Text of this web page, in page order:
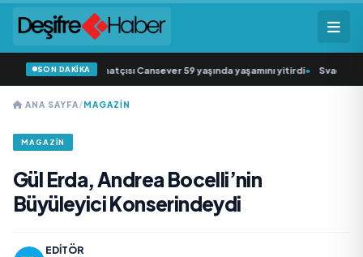
SON DAKİKA
müziğin sevilen sanatçısı Cansever 59 yaşında yaşamını yitirdi• Svadba
ANA SAYFA/MAGAZIN
MAGAZIN
Gül Erda, Andrea Bocelli’nin
Büyüleyici Konserindeydi
EDITÖR